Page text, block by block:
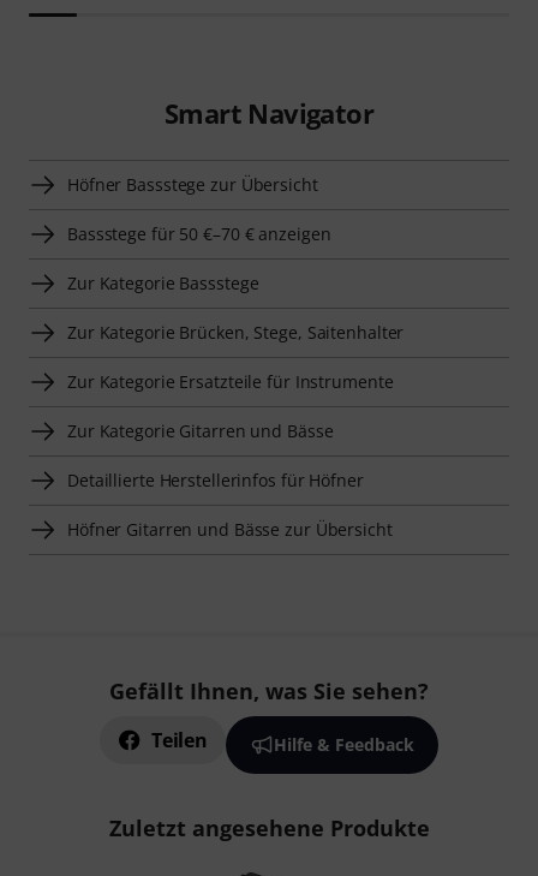
Smart Navigator
Höfner Bassstege zur Übersicht
Bassstege für 50 €–70 € anzeigen
Zur Kategorie Bassstege
Zur Kategorie Brücken, Stege, Saitenhalter
Zur Kategorie Ersatzteile für Instrumente
Zur Kategorie Gitarren und Bässe
Detaillierte Herstellerinfos für Höfner
Höfner Gitarren und Bässe zur Übersicht
Gefällt Ihnen, was Sie sehen?
Teilen Hilfe & Feedback
Zuletzt angesehene Produkte